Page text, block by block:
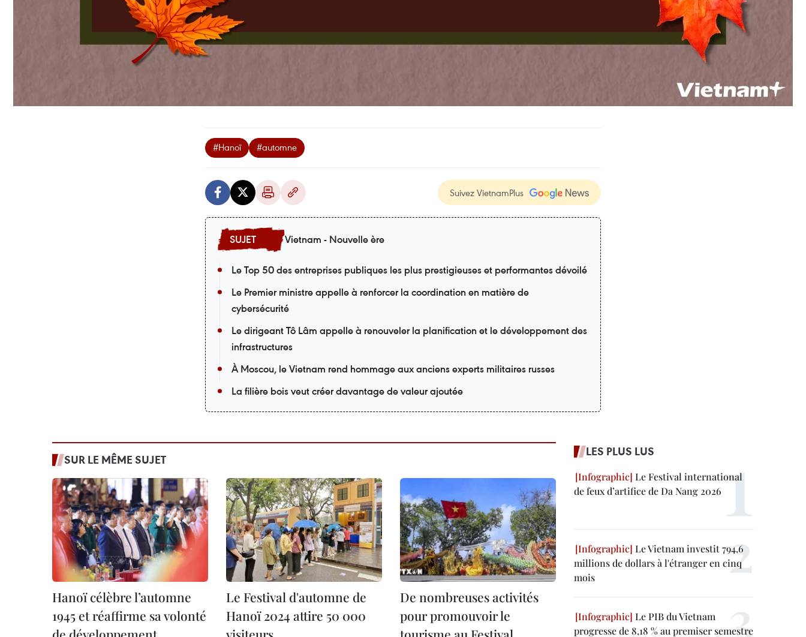
#Hanoï #automne
Suivez VietnamPlus
Vietnam - Nouvelle ère
Le Top 50 des entreprises publiques les plus prestigieuses et performantes dévoilé
Le Premier ministre appelle à renforcer la coordination en matière de
cybersécurité
Le dirigeant Tô Lâm appelle à renouveler la planification et le développement des
infrastructures
À Moscou, le Vietnam rend hommage aux anciens experts militaires russes
La filière bois veut créer davantage de valeur ajoutée
SUR LE MÊME SUJET
Hanoï célèbre l’automne
1945 et réaffirme sa volonté
Le Festival d'automne de
Hanoï 2024 attire 50 000
De nombreuses activités
pour promouvoir le
LES PLUS LUS
Le Festival international
de feux d’artifice de Da Nang 2026
Le Vietnam investit 794,6
millions de dollars à l'étranger en cinq
mois
Le PIB du Vietnam
progresse de 8,18 % au premiser semestre